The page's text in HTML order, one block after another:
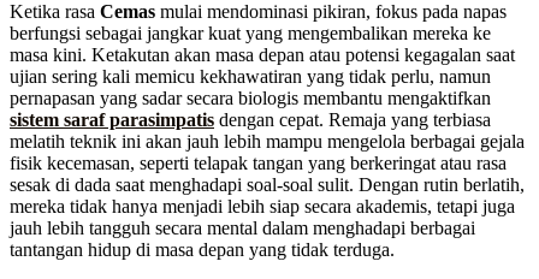
Ketika rasa Cemas mulai mendominasi pikiran, fokus pada napas
berfungsi sebagai jangkar kuat yang mengembalikan mereka ke
masa kini. Ketakutan akan masa depan atau potensi kegagalan saat
ujian sering kali memicu kekhawatiran yang tidak perlu, namun
pernapasan yang sadar secara biologis membantu mengaktifkan
sistem saraf parasimpatis dengan cepat. Remaja yang terbiasa
melatih teknik ini akan jauh lebih mampu mengelola berbagai gejala
fisik kecemasan, seperti telapak tangan yang berkeringat atau rasa
sesak di dada saat menghadapi soal-soal sulit. Dengan rutin berlatih,
mereka tidak hanya menjadi lebih siap secara akademis, tetapi juga
jauh lebih tangguh secara mental dalam menghadapi berbagai
tantangan hidup di masa depan yang tidak terduga.